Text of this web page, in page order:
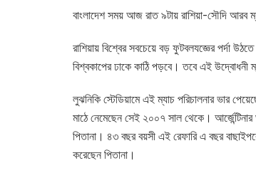
বাংলাদেশ সময় আজ রাত ৯টায় রাশিয়া-সৌদি আরব
রাশিয়ায় বিশ্বের সবচেয়ে বড় ফুটবলযজ্ঞের পর্দা
বিশ্বকাপের ঢাকে কাঠি পড়বে। তবে এই উদ্বোধনী
লুঝনিকি স্টেডিয়ামে এই ম্যাচ পরিচালনার ভার
মাঠে নেমেছেন সেই ২০০৭ সাল থেকে।
পিতানা। ৪৩ বছর বয়সী এই রেফারি এ বছর
করেছেন পিতানা।